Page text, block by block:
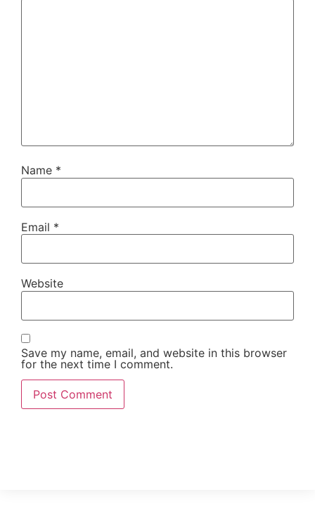
Name *
Email *
Website
Save my name, email, and website in this browser
for the next time I comment.